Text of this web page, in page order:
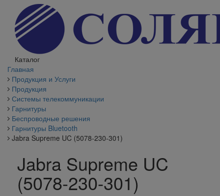
Каталог
Главная
Продукция и Услуги
Продукция
Системы телекоммуникации
Гарнитуры
Беспроводные решения
Гарнитуры Bluetooth
Jabra Supreme UC (5078-230-301)
Jabra Supreme UC
(5078-230-301)